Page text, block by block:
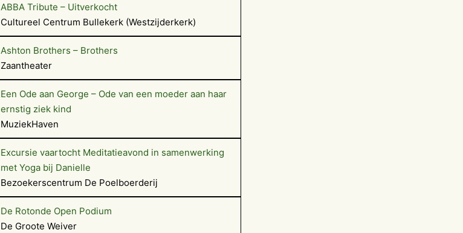
ABBA Tribute – Uitverkocht
Cultureel Centrum Bullekerk (Westzijderkerk)
Ashton Brothers – Brothers
Zaantheater
Een Ode aan George – Ode van een moeder aan haar
ernstig ziek kind
MuziekHaven
Excursie vaartocht Meditatieavond in samenwerking
met Yoga bij Danielle
Bezoekerscentrum De Poelboerderij
De Rotonde Open Podium
De Groote Weiver